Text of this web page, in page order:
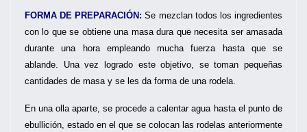
FORMA DE PREPARACIÓN: Se mezclan todos los ingredientes
con lo que se obtiene una masa dura que necesita ser amasada
durante una hora empleando mucha fuerza hasta que se
ablande. Una vez logrado este objetivo, se toman pequeñas
cantidades de masa y se les da forma de una rodela.
En una olla aparte, se procede a calentar agua hasta el punto de
ebullición, estado en el que se colocan las rodelas anteriormente